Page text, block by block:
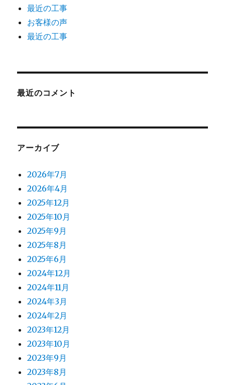
最近の工事
お客様の声
最近の工事
最近のコメント
アーカイブ
2026年7月
2026年4月
2025年12月
2025年10月
2025年9月
2025年8月
2025年6月
2024年12月
2024年11月
2024年3月
2024年2月
2023年12月
2023年10月
2023年9月
2023年8月